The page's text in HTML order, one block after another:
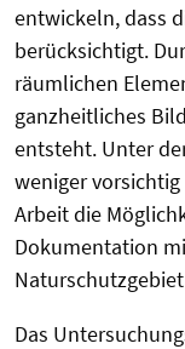
entwickeln, dass
berücksichtigt.
räumlichen
ganzheitliches
entsteht. Unter
weniger
Arbeit die
Dokumentation
Das